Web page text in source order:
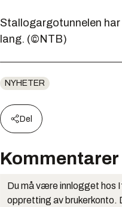
Stallogargotunnelen
lang. (©NTB)
NYHETER
Del
Kommentarer
Du må være innlogget hos
oppretting av brukerkonto.